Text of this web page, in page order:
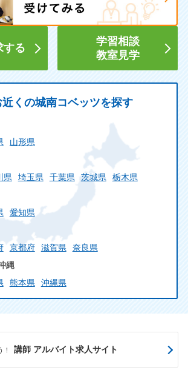
する
学習相談
教室見学
近くの城南コベッツを探す
山形県
県 埼玉県 千葉県 茨城県
栃木県
愛知県
京都府 滋賀県
奈良県
縄
熊本県 沖縄県
講師 アルバイト求人サイト